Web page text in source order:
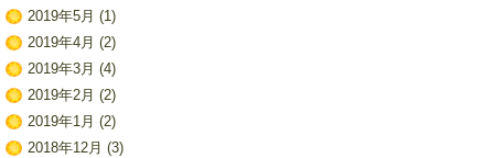
2019年5月 (1)
2019年4月 (2)
2019年3月 (4)
2019年2月 (2)
2019年1月 (2)
2018年12月 (3)